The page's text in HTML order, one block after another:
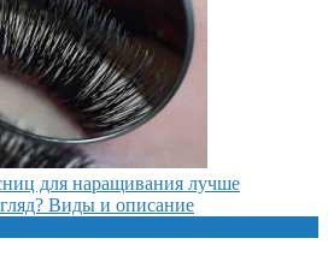
для наращивания лучше
Виды и описание